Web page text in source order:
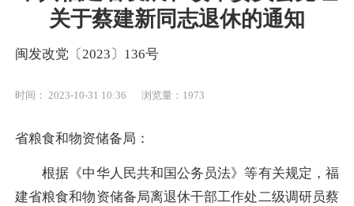
关于蔡建新同志退休的通知
闽发改党〔2023〕136号
时间： 2023-10-31 10:36 浏览量：1973
省粮食和物资储备局：
根据《中华人民共和国公务员法》等有关规定，福
建省粮食和物资储备局离退休干部工作处二级调研员蔡